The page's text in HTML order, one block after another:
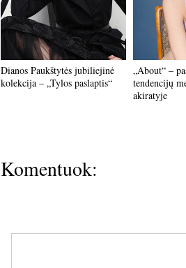
Dianos Paukštytės jubiliejinė
kolekcija – „Tylos paslaptis“
„About“ –
tendencijų
akiratyje
Komentuok: